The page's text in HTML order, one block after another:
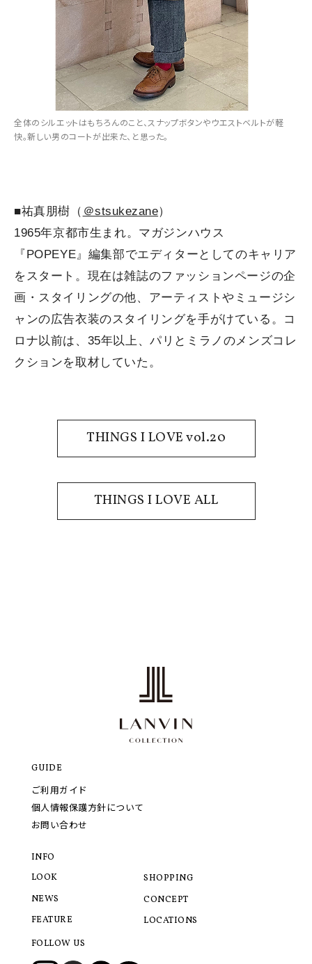
全体のシルエットはもちろんのこと、スナップボタンやウエストベルトが軽
快。新しい男のコートが出来た、と思った。
■祐真朋樹（ ＠stsukezane）
1965年京都市生まれ。マガジンハウス
『POPEYE』編集部でエディターとしてのキャリア
をスタート。現在は雑誌のファッションページの企
画・スタイリングの他、アーティストやミュージシ
ャンの広告衣装のスタイリングを手がけている。コ
ロナ以前は、35年以上、パリとミラノのメンズコレ
クションを取材していた。
THINGS I LOVE vol.20
THINGS I LOVE ALL
GUIDE
ご利用ガイド
個人情報保護方針について
お問い合わせ
INFO
LOOK
NEWS
FEATURE
SHOPPING
CONCEPT
LOCATIONS
FOLLOW US